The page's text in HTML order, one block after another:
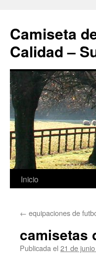
Camiseta
Calidad –
Saltar
contenido
Inicio
← equipaciones de
camisetas
Publicada el 21 de